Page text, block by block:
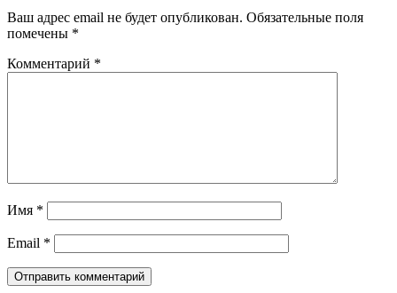
Ваш адрес email не будет опубликован. Обязательные поля
помечены *
Комментарий *
Имя *
Email *